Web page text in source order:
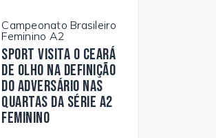
Campeonato Brasileiro
Feminino A2
Sport visita o Ceará
de olho na definição
do adversário nas
quartas da Série A2
Feminino